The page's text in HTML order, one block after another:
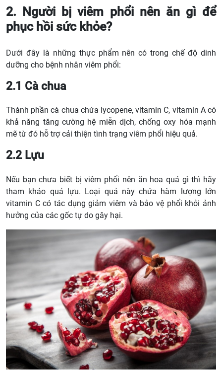
2. Người bị viêm phổi nên ăn gì để
phục hồi sức khỏe?
Dưới đây là những thực phẩm nên có trong chế độ dinh
dưỡng cho bệnh nhân viêm phổi:
2.1 Cà chua
Thành phần cà chua chứa lycopene, vitamin C, vitamin A có
khả năng tăng cường hệ miễn dịch, chống oxy hóa mạnh
mẽ từ đó hỗ trợ cải thiện tình trạng viêm phổi hiệu quả.
2.2 Lựu
Nếu bạn chưa biết bị viêm phổi nên ăn hoa quả gì thì hãy
tham khảo quả lựu. Loại quả này chứa hàm lượng lớn
vitamin C có tác dụng giảm viêm và bảo vệ phổi khỏi ảnh
hưởng của các gốc tự do gây hại.